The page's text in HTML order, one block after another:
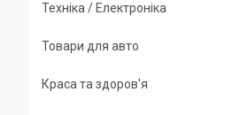
Техніка / Електроніка
Товари для авто
Краса та здоров'я